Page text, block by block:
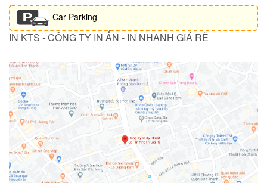
Car Parking
IN KTS - CÔNG TY IN ẤN - IN NHANH GIÁ RẺ